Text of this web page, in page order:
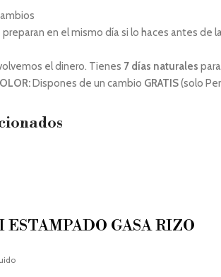
en el mismo día si lo haces antes de
el dinero. Tienes 7 días naturales
Dispones de un cambio GRATIS(solo
GASA RIZO